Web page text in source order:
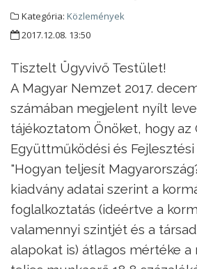
Kategória: Közlemények
2017.12.08. 13:50
Tisztelt Ügyvivő Testület!
A Magyar Nemzet 2017.
számában megjelent nyílt
tájékoztatom Önöket, hogy az
Együttműködési és
"Hogyan teljesít
kiadvány adatai szerint a
foglalkoztatás (ideértve a
valamennyi szintjét és a
alapokat is) átlagos mértéke a